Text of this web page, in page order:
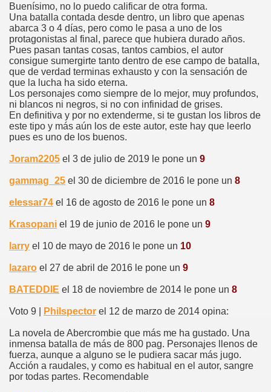
Buenísimo, no lo puedo calificar de otra forma.
Una batalla contada desde dentro, un libro que apenas
abarca 3 o 4 días, pero como le pasa a uno de los
protagonistas al final, parece que hubiera durado años.
Pues pasan tantas cosas, tantos cambios, el autor
consigue sumergirte tanto dentro de ese campo de batalla,
que de verdad terminas exhausto y con la sensación de
que la lucha ha sido eterna.
Los personajes como siempre de lo mejor, muy profundos,
ni blancos ni negros, si no con infinidad de grises.
En definitiva y por no extenderme, si te gustan los libros de
este tipo y más aún los de este autor, este hay que leerlo
pues es uno de los buenos.
Joram2205 el 3 de julio de 2019 le pone un 9
gammag_25 el 30 de diciembre de 2016 le pone un 8
elessar74 el 16 de agosto de 2016 le pone un 8
Krasopani el 19 de junio de 2016 le pone un 9
larry el 10 de mayo de 2016 le pone un 10
lazaro el 27 de abril de 2016 le pone un 9
BATEDDIE el 18 de noviembre de 2014 le pone un 8
Voto 9 | Philspector el 12 de marzo de 2014 opina:
La novela de Abercrombie que más me ha gustado. Una
inmensa batalla de más de 800 pag. Personajes llenos de
fuerza, aunque a alguno se le pudiera sacar más jugo.
Acción a raudales, y como es habitual en el autor, sangre
por todas partes. Recomendable